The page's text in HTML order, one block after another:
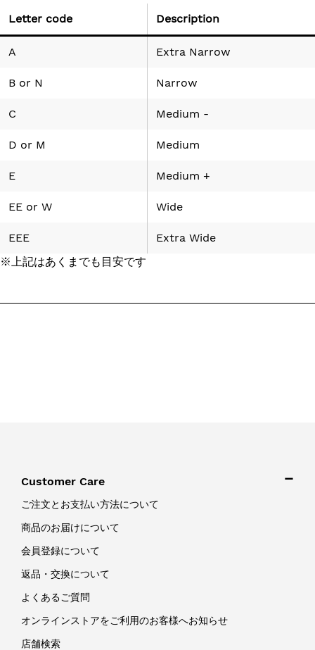
Letter code Description
A Extra Narrow
B or N Narrow
C Medium -
D or M Medium
E Medium +
EE or W Wide
EEE
Extra Wide
※上記はあくまでも目安です
Customer Care
ご注文とお支払い方法について
商品のお届けについて
会員登録について
返品・交換について
よくあるご質問
オンラインストアをご利用のお客様へお知らせ
店舗検索